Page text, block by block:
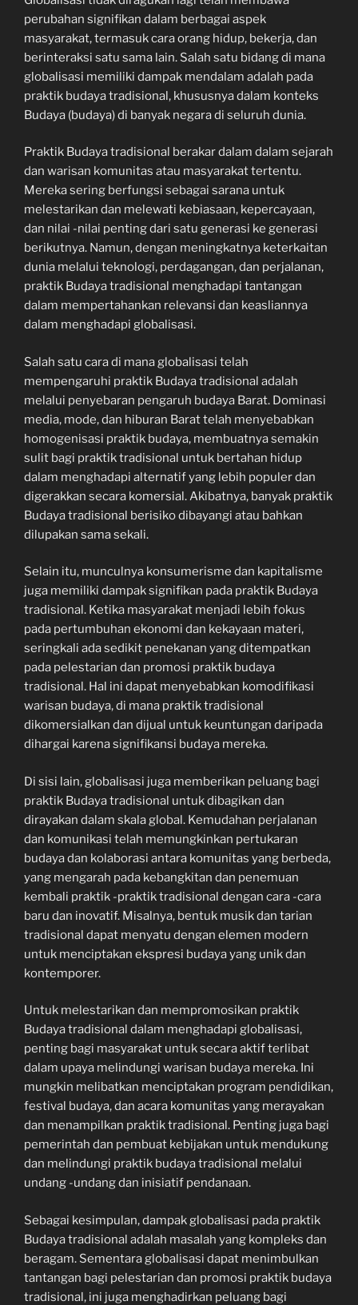
perubahan signifikan dalam berbagai aspek
masyarakat, termasuk cara orang hidup, bekerja, dan
berinteraksi satu sama lain. Salah satu bidang di mana
globalisasi memiliki dampak mendalam adalah pada
praktik budaya tradisional, khususnya dalam konteks
Budaya (budaya) di banyak negara di seluruh dunia.
Praktik Budaya tradisional berakar dalam dalam sejarah
dan warisan komunitas atau masyarakat tertentu.
Mereka sering berfungsi sebagai sarana untuk
melestarikan dan melewati kebiasaan, kepercayaan,
dan nilai -nilai penting dari satu generasi ke generasi
berikutnya. Namun, dengan meningkatnya keterkaitan
dunia melalui teknologi, perdagangan, dan perjalanan,
praktik Budaya tradisional menghadapi tantangan
dalam mempertahankan relevansi dan keasliannya
dalam menghadapi globalisasi.
Salah satu cara di mana globalisasi telah
mempengaruhi praktik Budaya tradisional adalah
melalui penyebaran pengaruh budaya Barat. Dominasi
media, mode, dan hiburan Barat telah menyebabkan
homogenisasi praktik budaya, membuatnya semakin
sulit bagi praktik tradisional untuk bertahan hidup
dalam menghadapi alternatif yang lebih populer dan
digerakkan secara komersial. Akibatnya, banyak praktik
Budaya tradisional berisiko dibayangi atau bahkan
dilupakan sama sekali.
Selain itu, munculnya konsumerisme dan kapitalisme
juga memiliki dampak signifikan pada praktik Budaya
tradisional. Ketika masyarakat menjadi lebih fokus
pada pertumbuhan ekonomi dan kekayaan materi,
seringkali ada sedikit penekanan yang ditempatkan
pada pelestarian dan promosi praktik budaya
tradisional. Hal ini dapat menyebabkan komodifikasi
warisan budaya, di mana praktik tradisional
dikomersialkan dan dijual untuk keuntungan daripada
dihargai karena signifikansi budaya mereka.
Di sisi lain, globalisasi juga memberikan peluang bagi
praktik Budaya tradisional untuk dibagikan dan
dirayakan dalam skala global. Kemudahan perjalanan
dan komunikasi telah memungkinkan pertukaran
budaya dan kolaborasi antara komunitas yang berbeda,
yang mengarah pada kebangkitan dan penemuan
kembali praktik -praktik tradisional dengan cara -cara
baru dan inovatif. Misalnya, bentuk musik dan tarian
tradisional dapat menyatu dengan elemen modern
untuk menciptakan ekspresi budaya yang unik dan
kontemporer.
Untuk melestarikan dan mempromosikan praktik
Budaya tradisional dalam menghadapi globalisasi,
penting bagi masyarakat untuk secara aktif terlibat
dalam upaya melindungi warisan budaya mereka. Ini
mungkin melibatkan menciptakan program pendidikan,
festival budaya, dan acara komunitas yang merayakan
dan menampilkan praktik tradisional. Penting juga bagi
pemerintah dan pembuat kebijakan untuk mendukung
dan melindungi praktik budaya tradisional melalui
undang -undang dan inisiatif pendanaan.
Sebagai kesimpulan, dampak globalisasi pada praktik
Budaya tradisional adalah masalah yang kompleks dan
beragam. Sementara globalisasi dapat menimbulkan
tantangan bagi pelestarian dan promosi praktik budaya
tradisional, ini juga menghadirkan peluang bagi